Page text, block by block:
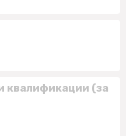
квалификации (за